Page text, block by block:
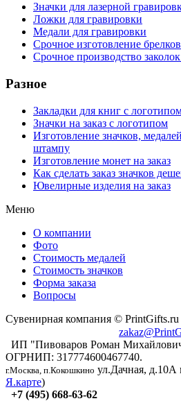
Значки для лазерной
Ложки для гравировки
Медали для гравировки
Срочное изготовление брелков
Срочное производство заколок
Разное
Закладки для книг с
Значки на заказ с логотипом
Изготовление значков,
штампу
Изготовление монет на заказ
Как сделать заказ значков
Ювелирные изделия на заказ
Меню
О компании
Фото
Стоимость медалей
Стоимость значков
Форма заказа
Вопросы
Сувенирная компания © PrintGifts.ru
ИП "Пивоваров Роман
ОГРНИП: 317774600467740.
г.Москва, п.Кокошкино ул.Дачная, д.10А
Я.карте)
+7 (495) 668-63-62